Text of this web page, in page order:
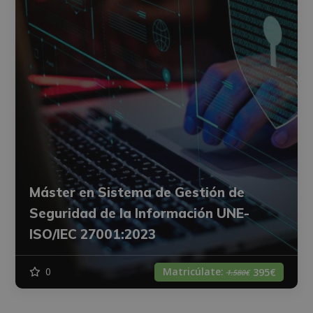
Máster en Sistema de Gestión de
Seguridad de la Información UNE-
ISO/IEC 27001:2023
0 Matricúlate:1.580€ 395€